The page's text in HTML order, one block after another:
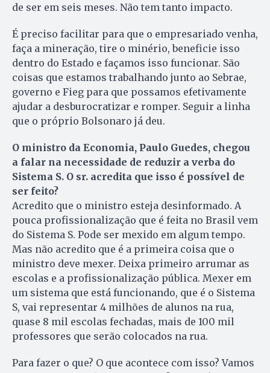
de ser em seis meses. Não tem tanto impacto.
É preciso facilitar para que o empresariado venha,
faça a mineração, tire o minério, beneficie isso
dentro do Estado e façamos isso funcionar. São
coisas que estamos trabalhando junto ao Sebrae,
governo e Fieg para que possamos efetivamente
ajudar a desburocratizar e romper. Seguir a linha
que o próprio Bolsonaro já deu.
O ministro da Economia, Paulo Guedes, chegou
a falar na necessidade de reduzir a verba do
Sistema S. O sr. acredita que isso é possível de
ser feito?
Acredito que o ministro esteja desinformado. A
pouca profissionalização que é feita no Brasil vem
do Sistema S. Pode ser mexido em algum tempo.
Mas não acredito que é a primeira coisa que o
ministro deve mexer. Deixa primeiro arrumar as
escolas e a profissionalização pública. Mexer em
um sistema que está funcionando, que é o Sistema
S, vai representar 4 milhões de alunos na rua,
quase 8 mil escolas fechadas, mais de 100 mil
professores que serão colocados na rua.
Para fazer o que? O que acontece com isso? Vamos